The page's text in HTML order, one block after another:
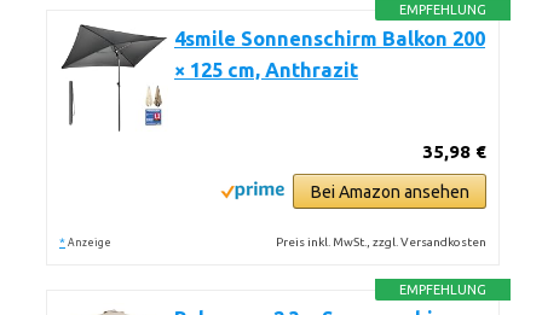
EMPFEHLUNG
4smile Sonnenschirm Balkon 200
× 125 cm, Anthrazit
35,98 €
Bei Amazon ansehen
* Anzeige Preis inkl. MwSt., zzgl. Versandkosten
EMPFEHLUNG